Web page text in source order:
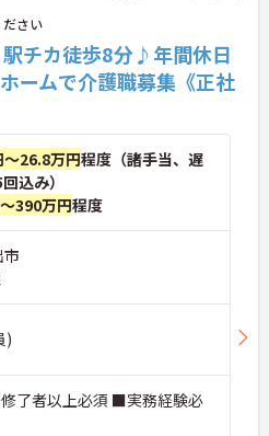
さい
駅チカ徒歩8分♪年間休日
ームで介護職募集《正社
26.8万円程度（諸手当、遅
込み）
390万円程度
)
了者以上必須 ■実務経験必